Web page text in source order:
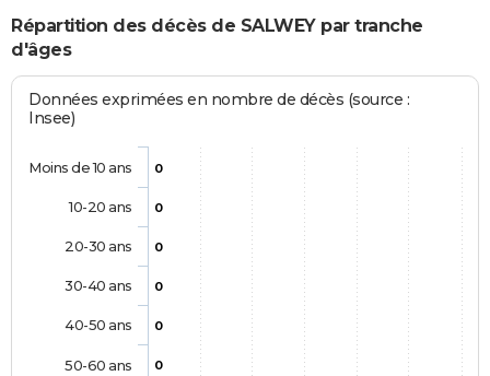
Répartition des décès de SALWEY par tranche
d'âges
Données exprimées en nombre de décès (source :
Insee)
0
0
0
0
0
0
Moins de 10 ans
10-20 ans
20-30 ans
30-40 ans
40-50 ans
50-60 ans